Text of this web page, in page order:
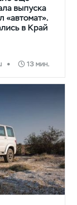
выпуска
«автомат».
в Край
13 мин.